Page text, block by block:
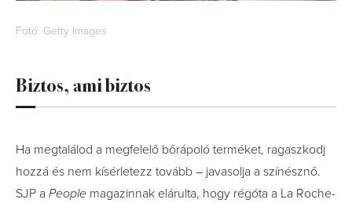
Fotó: Getty Images
Biztos, ami biztos
Ha megtalálod a megfelelő bőrápoló terméket, ragaszkodj
hozzá és nem kísérletezz tovább – javasolja a színésznő.
SJP a People magazinnak elárulta, hogy régóta a La Roche-